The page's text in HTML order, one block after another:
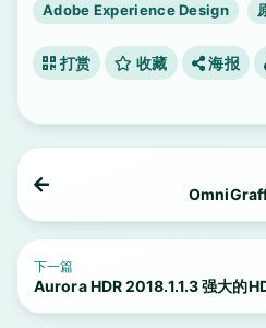
Adobe Experience Design
打赏 收藏 海报
下一篇
Aurora HDR 2018.1.1.3 强大的